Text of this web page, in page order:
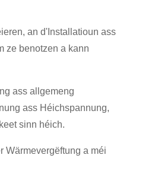
an d'Installatioun ass
ze benotzen a kann
ass allgemeng
ass Héichspannung,
sinn héich.
Wärmevergëftung a méi